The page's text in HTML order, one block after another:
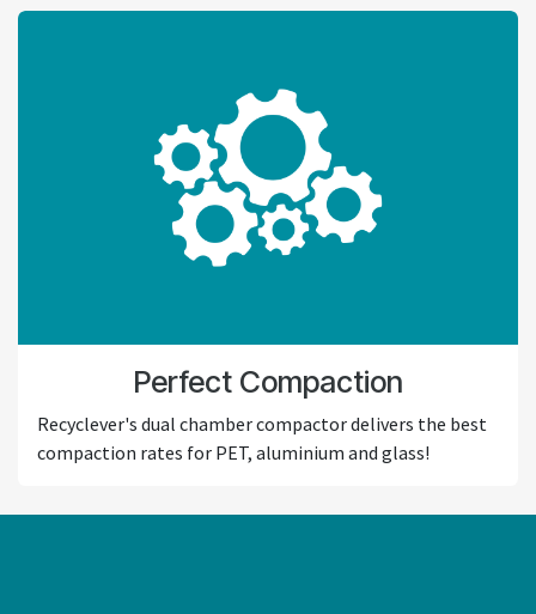
Perfect Compaction
Recyclever's dual chamber compactor delivers the best
compaction rates for PET, aluminium and glass!